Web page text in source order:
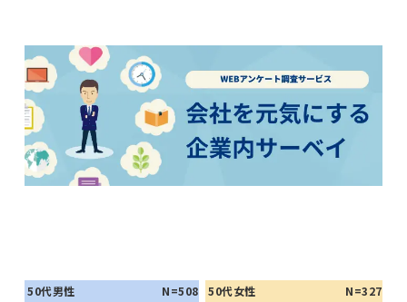
50代男性 N=508 50代女性
N=327